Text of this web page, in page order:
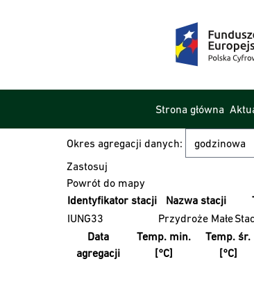
Strona główna
Okres agregacji danych:
Powrót do mapy
Identyfikator stacji
Nazwa stacji
IUNG33
Przydroże Małe
Data
agregacji
Temp. min.
[°C]
Temp. śr.
[°C]